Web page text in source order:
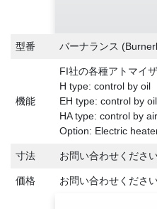
型番 バーナランス
機能
FI社の各種アトマイ
H type: control by oil
EH type: control by
HA type: control by air
Option: Electric
寸法 お問い合わせくださ
価格 お問い合わせくださ